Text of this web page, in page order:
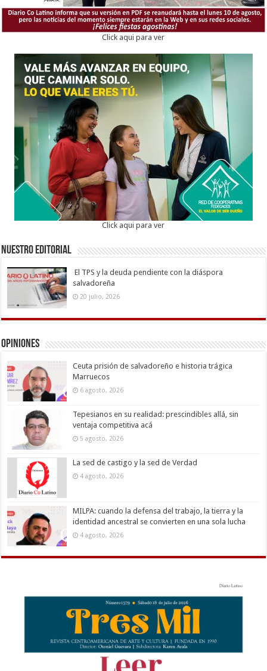
Click aqui para ver
Click aqui para ver
Nuestro Editorial
El TPS y la deuda pendiente con la diáspora
salvadoreña
20 julio, 2026
Opiniones
Ceuta prisión de salvadoreño e historia trágica
Marruecos
6 agosto, 2026
Tepesianos en su realidad: prescindibles allá, sin
ventaja competitiva acá
5 agosto, 2026
La sed de castigo y la sed de Verdad
4 agosto, 2026
MILPA: cuando la defensa del trabajo, la tierra y la
identidad ancestral se convierten en una sola lucha
4 agosto, 2026